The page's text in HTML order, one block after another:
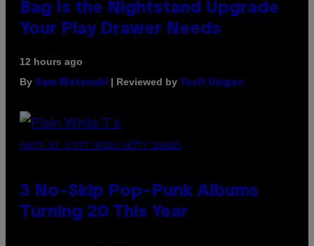
Bag Is the Nightstand Upgrade
Your Play Drawer Needs
12 hours ago
By Sam Watanuki | Reviewed by Ysolt Usigan
PHOTO BY SCOTT GRIES/GETTY IMAGES
3 No-Skip Pop-Punk Albums
Turning 20 This Year